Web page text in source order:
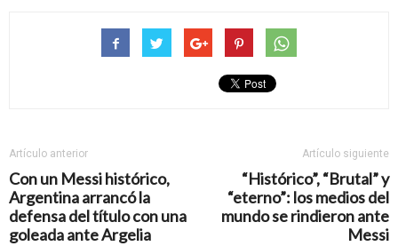
Artículo anterior
Con un Messi histórico,
Argentina arrancó la
defensa del título con una
goleada ante Argelia
Artículo siguiente
“Histórico”, “Brutal” y
“eterno”: los medios del
mundo se rindieron ante
Messi